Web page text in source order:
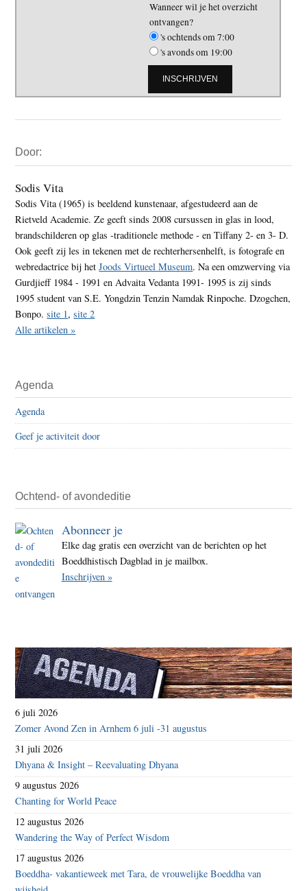
Wanneer wil je het overzicht
ontvangen?
's ochtends om 7:00
's avonds om 19:00
Sidebar
Door:
Sodis Vita
Sodis Vita (1965) is beeldend kunstenaar, afgestudeerd aan de
Rietveld Academie. Ze geeft sinds 2008 cursussen in glas in lood,
brandschilderen op glas -traditionele methode - en Tiffany 2- en 3- D.
Ook geeft zij les in tekenen met de rechterhersenhelft, is fotografe en
webredactrice bij hetJoods Virtueel Museum. Na een omzwerving via
Gurdjieff 1984 - 1991 en Advaita Vedanta 1991- 1995 is zij sinds
1995 student van S.E. Yongdzin Tenzin Namdak Rinpoche. Dzogchen,
Bonpo.site 1,site 2
Alle artikelen »
Agenda
Agenda
Geef je activiteit door
Ochtend- of avondeditie
Abonneer je
Elke dag gratis een overzicht van de berichten op het
Boeddhistisch Dagblad in je mailbox.
Inschrijven »
6 juli 2026
Zomer Avond Zen in Arnhem 6 juli -31 augustus
31 juli 2026
Dhyana & Insight – Reevaluating Dhyana
9 augustus 2026
Chanting for World Peace
12 augustus 2026
Wandering the Way of Perfect Wisdom
17 augustus 2026
Boeddha- vakantieweek met Tara, de vrouwelijke Boeddha van